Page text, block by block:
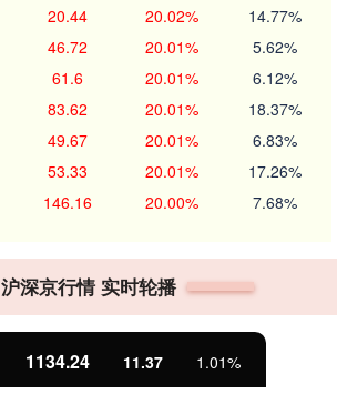
20.44 20.02% 14.77%
46.72 20.01% 5.62%
61.6 20.01% 6.12%
83.62 20.01% 18.37%
49.67 20.01% 6.83%
53.33 20.01% 17.26%
146.16 20.00% 7.68%
沪深京行情 实时轮播
1134.24 11.37 1.01%